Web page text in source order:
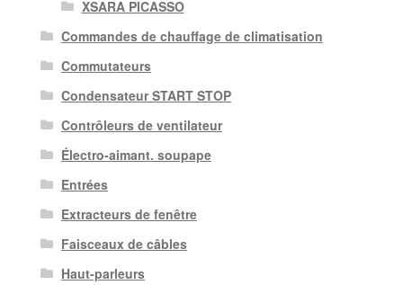
XSARA PICASSO
Commandes de chauffage de climatisation
Commutateurs
Condensateur START STOP
Contrôleurs de ventilateur
Électro-aimant. soupape
Entrées
Extracteurs de fenêtre
Faisceaux de câbles
Haut-parleurs